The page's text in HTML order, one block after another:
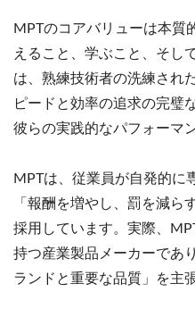
MPTのコアバリューは本質
えること、学ぶこと、そし
は、熟練技術者の洗練され
ピードと効率の追求の完璧
彼らの実践的なパフォーマ
MPTは、従業員が自発的に
「報酬を増やし、罰を減ら
採用しています。実際、
持つ産業製品メーカーであ
ランドと重要な品質」を主